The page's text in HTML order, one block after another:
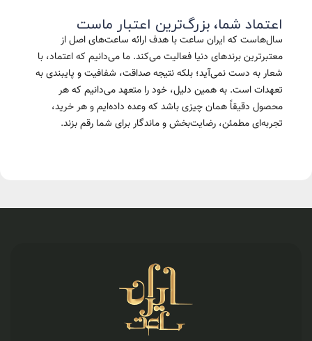
اعتماد شما، بزرگ‌ترین اعتبار ماست
سال‌هاست که ایران ساعت با هدف ارائه ساعت‌های اصل از
معتبرترین برندهای دنیا فعالیت می‌کند. ما می‌دانیم که اعتماد، با
شعار به دست نمی‌آید؛ بلکه نتیجه صداقت، شفافیت و پایبندی به
تعهدات است. به همین دلیل، خود را متعهد می‌دانیم که هر
محصول دقیقاً همان چیزی باشد که وعده داده‌ایم و هر خرید،
تجربه‌ای مطمئن، رضایت‌بخش و ماندگار برای شما رقم بزند.